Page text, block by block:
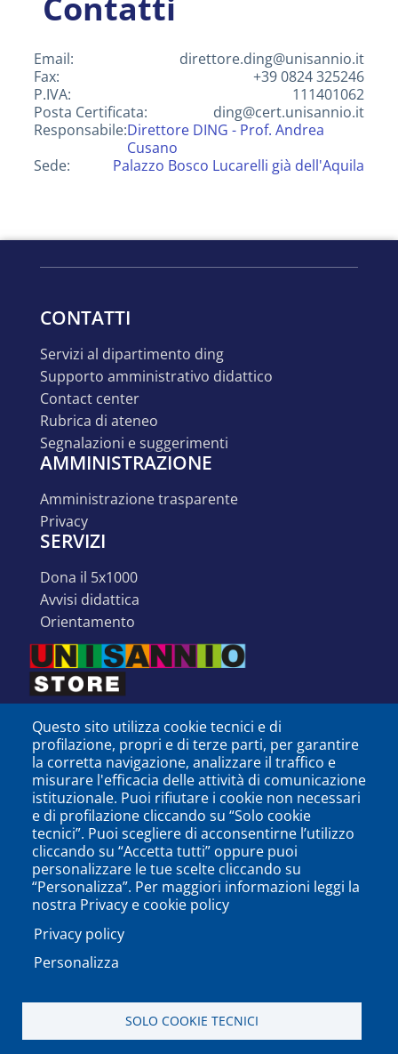
Email:
direttore.ding@unisannio.it
Fax:
+39 0824 325246
P.IVA:
111401062
Posta Certificata:
ding@cert.unisannio.it
Responsabile:Direttore DING - Prof. Andrea
Cusano
Sede:
Palazzo Bosco Lucarelli già dell'Aquila
CONTATTI
servizi al dipartimento ding
supporto amministrativo didattico
contact center
rubrica di ateneo
segnalazioni e suggerimenti
AMMINISTRAZIONE
amministrazione trasparente
privacy
SERVIZI
dona il 5x1000
avvisi didattica
orientamento
SEGUICI SU
PODCAST
Questo sito utilizza cookie tecnici e di
profilazione, propri e di terze parti, per garantire
la corretta navigazione, analizzare il traffico e
misurare l'efficacia delle attività di comunicazione
istituzionale. Puoi rifiutare i cookie non necessari
e di profilazione cliccando su “Solo cookie
tecnici”. Puoi scegliere di acconsentirne l’utilizzo
cliccando su “Accetta tutti” oppure puoi
personalizzare le tue scelte cliccando su
“Personalizza”. Per maggiori informazioni leggi la
nostra Privacy e cookie policy
Privacy policy
Personalizza
SOLO COOKIE TECNICI